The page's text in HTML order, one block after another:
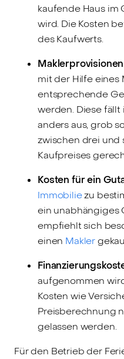
kaufende Haus
wird. Die Kosten
des Kaufwerts.
Maklerprovisionen
mit der Hilfe eines
entsprechende
werden. Diese
anders aus, grob
zwischen drei und
Kaufpreises
Kosten für ein
Immobiliezu
ein unabhängiges
empfiehlt sich
einen Makler
aufgenommen
Kosten wie
Preisberechnung
gelassen werden.
Für den Betrieb der